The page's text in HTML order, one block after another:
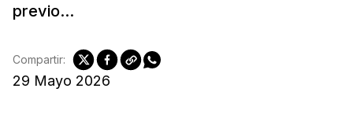
previo...
29 Mayo 2026
Compartir: